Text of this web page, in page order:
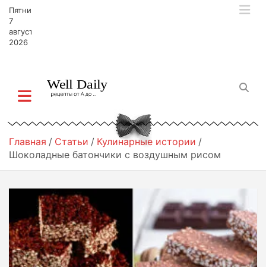
Пятница,
7
августа,
2026
Главная Статьи
Кулинарные истории
Шоколадные батончики с воздушным рисом